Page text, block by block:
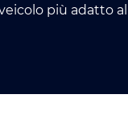
più adatto